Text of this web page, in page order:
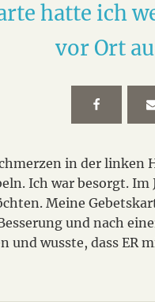
hatte ich
vor Ort
in der
Ich war besorgt.
Meine
und nach
und wusste, dass ER